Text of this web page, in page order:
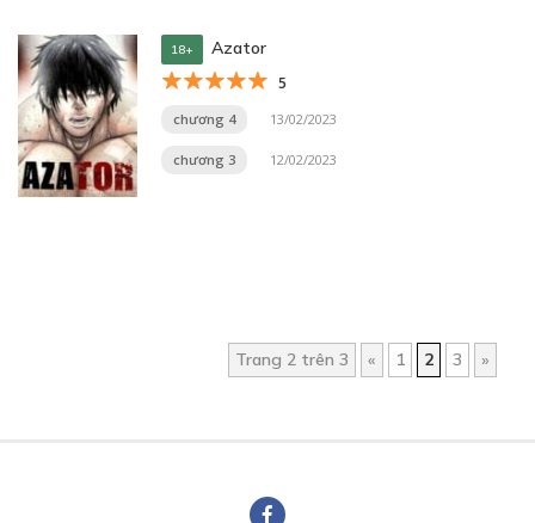
18+ Azator
5
chương 4 13/02/2023
chương 3 12/02/2023
Trang 2 trên 3 « 1 2 3 »